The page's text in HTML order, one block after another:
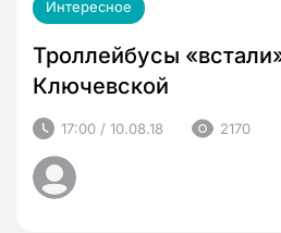
Интересное
Троллейбусы
Ключевской
17:00 / 10.08.18 2170